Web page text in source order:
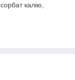
калію,